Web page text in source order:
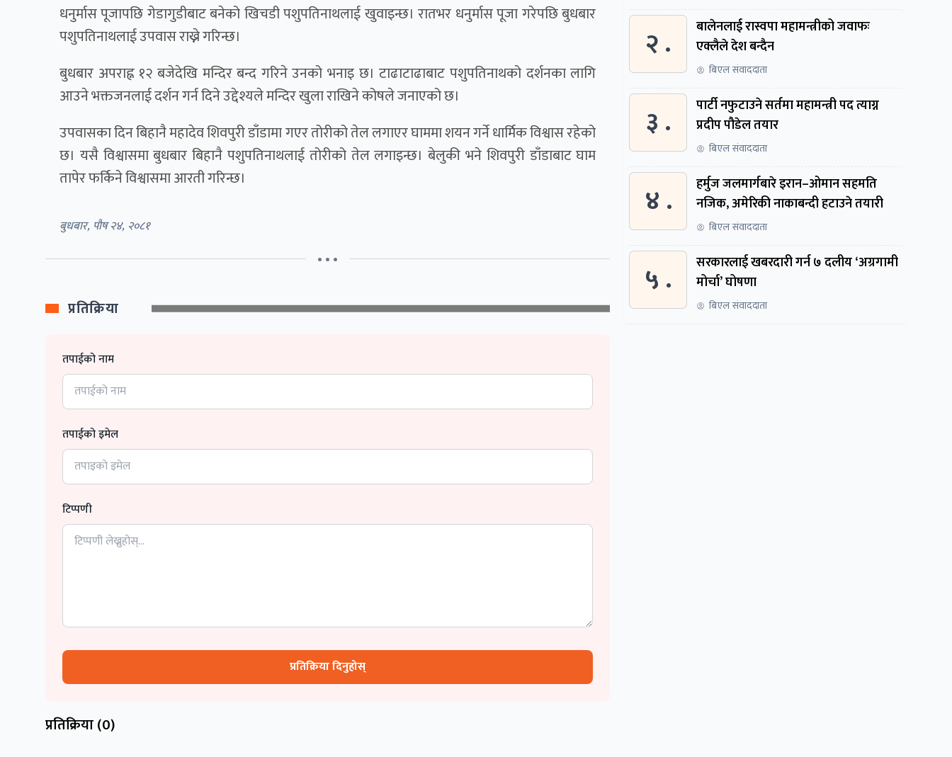
धनुर्मास पूजापछि गेडागुडीबाट बनेको खिचडी पशुपतिनाथलाई खुवाइन्छ। रातभर धनुर्मास पूजा गरेपछि बुधबार
पशुपतिनाथलाई उपवास राख्ने गरिन्छ।
बुधबार अपराह्न १२ बजेदेखि मन्दिर बन्द गरिने उनको भनाइ छ। टाढाटाढाबाट पशुपतिनाथको दर्शनका लागि
आउने भक्तजनलाई दर्शन गर्न दिने उद्देश्यले मन्दिर खुला राखिने कोषले जनाएको छ।
उपवासका दिन बिहानै महादेव शिवपुरी डाँडामा गएर तोरीको तेल लगाएर घाममा शयन गर्ने धार्मिक विश्वास रहेको
छ। यसै विश्वासमा बुधबार बिहानै पशुपतिनाथलाई तोरीको तेल लगाइन्छ। बेलुकी भने शिवपुरी डाँडाबाट घाम
तापेर फर्किने विश्वासमा आरती गरिन्छ।
बुधबार, पौष २४, २०८१
• • •
प्रतिक्रिया
तपाईको नाम
तपाईको इमेल
टिप्पणी
प्रतिक्रिया दिनुहोस्
प्रतिक्रिया (0)
२ .
बालेनलाई रास्वपा महामन्त्रीको जवाफः
एक्लैले देश बन्दैन
बिएल संवाददाता
३ .
पार्टी नफुटाउने सर्तमा महामन्त्री पद त्याग्न
प्रदीप पौडेल तयार
बिएल संवाददाता
४ .
हर्मुज जलमार्गबारे इरान–ओमान सहमति
नजिक, अमेरिकी नाकाबन्दी हटाउने तयारी
बिएल संवाददाता
५ .
सरकारलाई खबरदारी गर्न ७ दलीय ‘अग्रगामी
मोर्चा’ घोषणा
बिएल संवाददाता